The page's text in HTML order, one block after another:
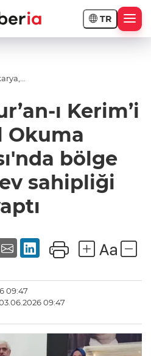
TR
ev
ı Kerim’i
Okuma
bölge
sahipliği
09:47
09:47